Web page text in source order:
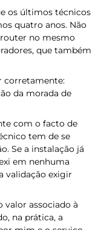
os últimos técnicos
quatro anos. Não
router no mesmo
que também
corretamente:
da morada de
com o facto de
tem de se
Se a instalação já
em nenhuma
validação exigir
valor associado à
na prática, a